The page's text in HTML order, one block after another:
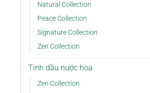
Natural Collection
Peace Collection
Signature Collection
Zen Collection
Tinh dầu nước hoa
Zen Collection